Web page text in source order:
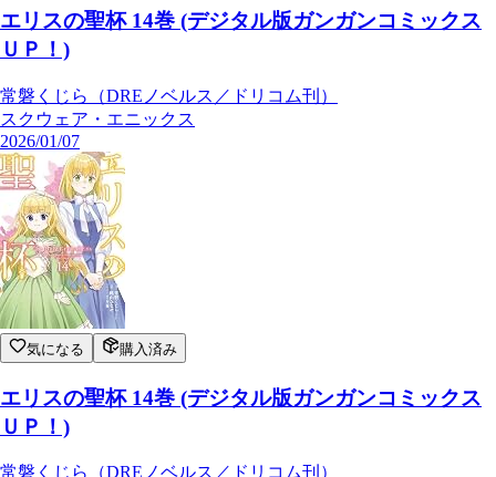
エリスの聖杯 14巻 (デジタル版ガンガンコミックス
ＵＰ！)
常磐くじら（DREノベルス／ドリコム刊）
スクウェア・エニックス
2026/01/07
気になる 購入済み
エリスの聖杯 14巻 (デジタル版ガンガンコミックス
ＵＰ！)
常磐くじら（DREノベルス／ドリコム刊）